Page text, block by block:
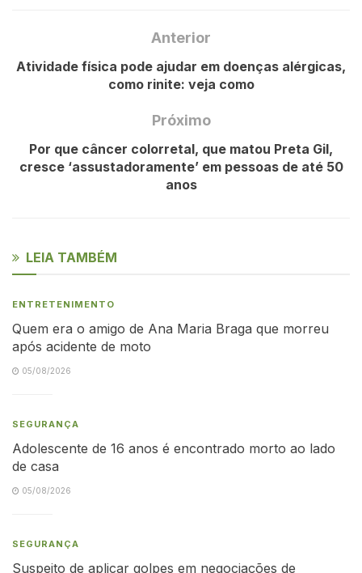
Anterior
Atividade física pode ajudar em doenças alérgicas,
como rinite: veja como
Próximo
Por que câncer colorretal, que matou Preta Gil,
cresce ‘assustadoramente’ em pessoas de até 50
anos
LEIA TAMBÉM
ENTRETENIMENTO
Quem era o amigo de Ana Maria Braga que morreu
após acidente de moto
05/08/2026
SEGURANÇA
Adolescente de 16 anos é encontrado morto ao lado
de casa
05/08/2026
SEGURANÇA
Suspeito de aplicar golpes em negociações de